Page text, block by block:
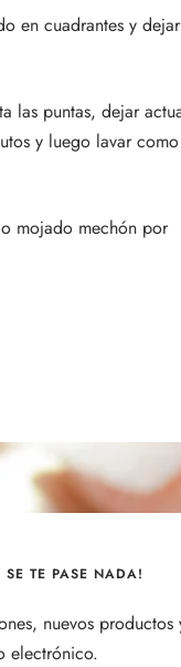
en cuadrantes y dejar
las puntas, dejar
y luego lavar
mojado mechón por
SE TE PASE NADA!
nuevos
electrónico.